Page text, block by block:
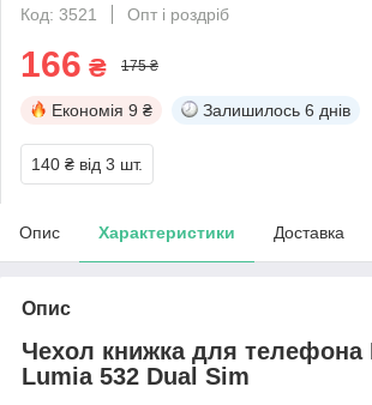
Код: 3521
Опт і роздріб
166 ₴ 175 ₴
Економія 9 ₴ Залишилось 6 днів
140 ₴ від 3 шт.
Опис Характеристики Доставка
Опис
Чехол книжка для
Lumia 532 Dual Sim